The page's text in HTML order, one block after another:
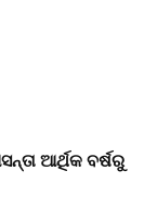
ଆର୍ଥିକ ବର୍ଷରୁ